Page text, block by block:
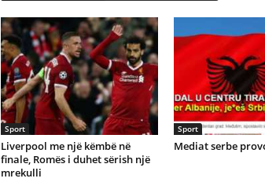
Sport
Liverpool me një këmbë në
finale, Romës i duhet sërish një
mrekulli
Sport
Mediat serbe